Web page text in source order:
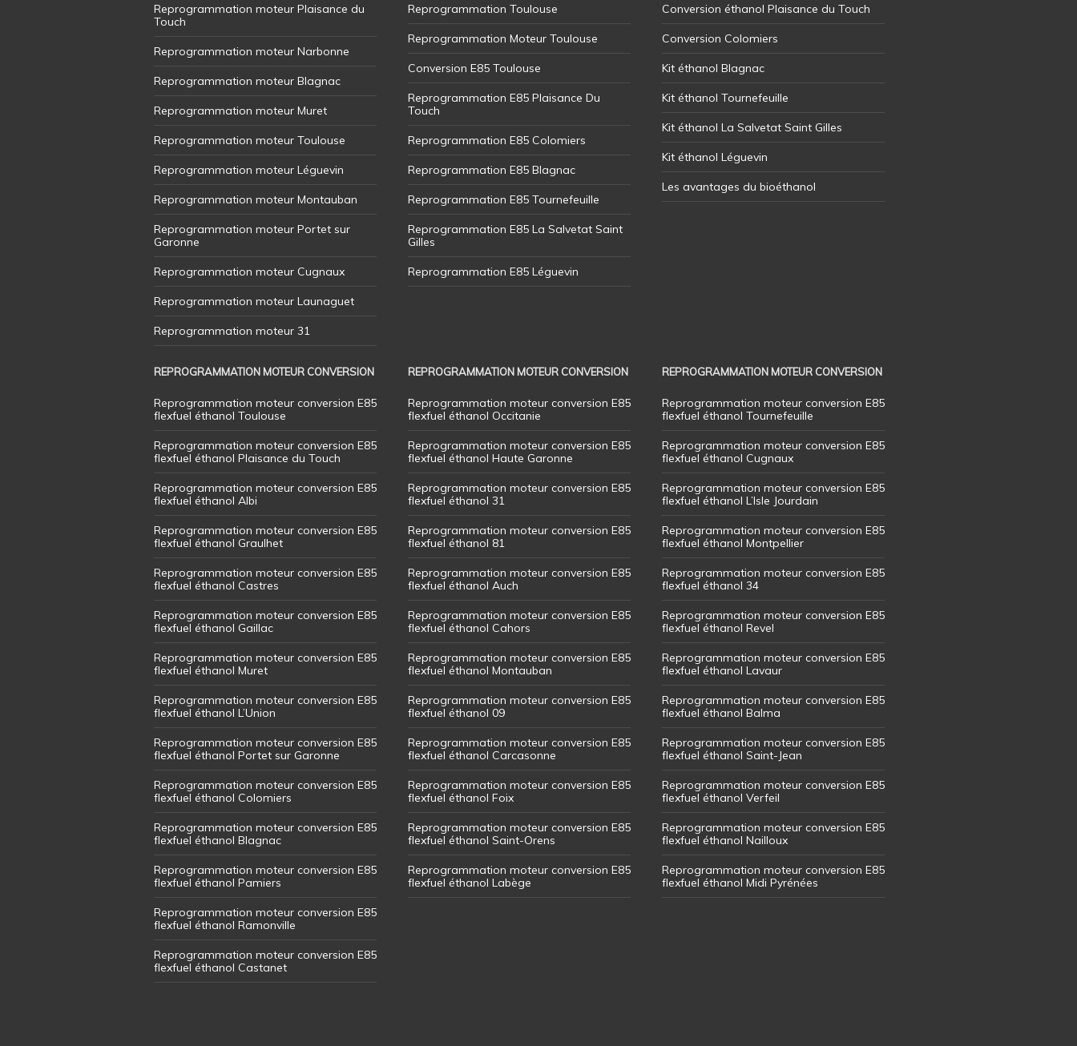
Reprogrammation moteur Plaisance du
Touch
Reprogrammation moteur Narbonne
Reprogrammation moteur Blagnac
Reprogrammation moteur Muret
Reprogrammation moteur Toulouse
Reprogrammation moteur Léguevin
Reprogrammation moteur Montauban
Reprogrammation moteur Portet sur
Garonne
Reprogrammation moteur Cugnaux
Reprogrammation moteur Launaguet
Reprogrammation moteur 31
Reprogrammation Toulouse
Reprogrammation Moteur Toulouse
Conversion E85 Toulouse
Reprogrammation E85 Plaisance Du
Touch
Reprogrammation E85 Colomiers
Reprogrammation E85 Blagnac
Reprogrammation E85 Tournefeuille
Reprogrammation E85 La Salvetat Saint
Gilles
Reprogrammation E85 Léguevin
Conversion éthanol Plaisance du Touch
Conversion Colomiers
Kit éthanol Blagnac
Kit éthanol Tournefeuille
Kit éthanol La Salvetat Saint Gilles
Kit éthanol Léguevin
Les avantages du bioéthanol
REPROGRAMMATION MOTEUR CONVERSION
Reprogrammation moteur conversion E85
flexfuel éthanol Toulouse
Reprogrammation moteur conversion E85
flexfuel éthanol Plaisance du Touch
Reprogrammation moteur conversion E85
flexfuel éthanol Albi
Reprogrammation moteur conversion E85
flexfuel éthanol Graulhet
Reprogrammation moteur conversion E85
flexfuel éthanol Castres
Reprogrammation moteur conversion E85
flexfuel éthanol Gaillac
Reprogrammation moteur conversion E85
flexfuel éthanol Muret
Reprogrammation moteur conversion E85
flexfuel éthanol L’Union
Reprogrammation moteur conversion E85
flexfuel éthanol Portet sur Garonne
Reprogrammation moteur conversion E85
flexfuel éthanol Colomiers
Reprogrammation moteur conversion E85
flexfuel éthanol Blagnac
Reprogrammation moteur conversion E85
flexfuel éthanol Pamiers
Reprogrammation moteur conversion E85
flexfuel éthanol Ramonville
Reprogrammation moteur conversion E85
flexfuel éthanol Castanet
REPROGRAMMATION MOTEUR CONVERSION
Reprogrammation moteur conversion E85
flexfuel éthanol Occitanie
Reprogrammation moteur conversion E85
flexfuel éthanol Haute Garonne
Reprogrammation moteur conversion E85
flexfuel éthanol 31
Reprogrammation moteur conversion E85
flexfuel éthanol 81
Reprogrammation moteur conversion E85
flexfuel éthanol Auch
Reprogrammation moteur conversion E85
flexfuel éthanol Cahors
Reprogrammation moteur conversion E85
flexfuel éthanol Montauban
Reprogrammation moteur conversion E85
flexfuel éthanol 09
Reprogrammation moteur conversion E85
flexfuel éthanol Carcasonne
Reprogrammation moteur conversion E85
flexfuel éthanol Foix
Reprogrammation moteur conversion E85
flexfuel éthanol Saint-Orens
Reprogrammation moteur conversion E85
flexfuel éthanol Labège
REPROGRAMMATION MOTEUR CONVERSION
Reprogrammation moteur conversion E85
flexfuel éthanol Tournefeuille
Reprogrammation moteur conversion E85
flexfuel éthanol Cugnaux
Reprogrammation moteur conversion E85
flexfuel éthanol L’Isle Jourdain
Reprogrammation moteur conversion E85
flexfuel éthanol Montpellier
Reprogrammation moteur conversion E85
flexfuel éthanol 34
Reprogrammation moteur conversion E85
flexfuel éthanol Revel
Reprogrammation moteur conversion E85
flexfuel éthanol Lavaur
Reprogrammation moteur conversion E85
flexfuel éthanol Balma
Reprogrammation moteur conversion E85
flexfuel éthanol Saint-Jean
Reprogrammation moteur conversion E85
flexfuel éthanol Verfeil
Reprogrammation moteur conversion E85
flexfuel éthanol Nailloux
Reprogrammation moteur conversion E85
flexfuel éthanol Midi Pyrénées